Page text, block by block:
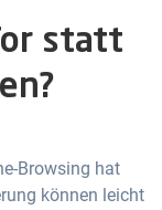
statt
Browsing hat
können leicht